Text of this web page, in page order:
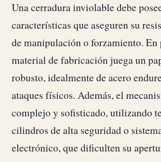
Una cerradura inviolable debe
características que aseguren su
de manipulación o forzamiento.
material de fabricación juega un
robusto, idealmente de acero
ataques físicos. Además, el
complejo y sofisticado, utilizando
cilindros de alta seguridad o
electrónico, que dificulten su